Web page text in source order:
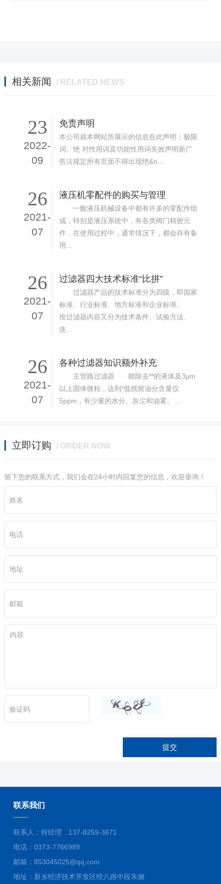
相关新闻 / RELATED NEWS
23
2022-
09
免责声明
本公司就本网站所展示的信息在此声明：极限
词、绝 对性用词及功能性用词失效声明新广
告法规定所有页面不得出现绝&n...
26
2021-
07
液压机零配件的购买与管理
一般液压机械设备中都有许多的零配件组
成，特别是液压系统中，有各类阀门精密元
件，在使用过程中，通常情况下，都会存有备
用...
26
2021-
07
过滤器四大技术标准“比拼”
过滤器产品的技术标准分为四级，即国家
标准、行业标准、地方标准和企业标准。
按过滤器内容又分为技术条件、试验方法、
连...
26
2021-
07
各种过滤器知识额外补充
主管路过滤器 能除去**的液体及3μm
以上固体微粒，达到*低残留油分含量仅
5ppm，有少量的水分、灰尘和油雾。 ...
立即订购 / ORDER NOW
留下您的联系方式，我们会在24小时内回复您的信息，欢迎垂询！
提交
联系我们
联系人：何经理 137-8259-3671
电话：0373-7766989
邮箱：853045025@qq.com
地址：新乡经济技术开发区经八路中段东侧